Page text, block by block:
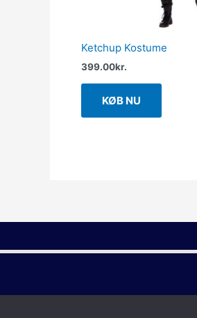
Ketchup Kostume
399.00kr.
KØB NU